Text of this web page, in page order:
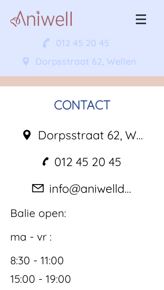
Dorpsstraat 62, Wellen
012 45 20 45
CONTACT
Dorpsstraat 62, Wellen
012 45 20 45
info@aniwelldap.be
Balie open:
ma - vr :
8:30 - 11:00
15:00 - 19:00